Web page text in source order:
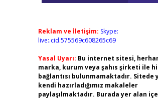
Reklam ve İletişim: Skype:
live:.cid.575569c608265c69
Yasal Uyarı: Bu internet sitesi,
marka, kurum veya şahıs şirketi ile
bağlantısı bulunmamaktadır. Sitede
kendi hazırladığımız makaleler
paylaşılmaktadır. Burada yer alan